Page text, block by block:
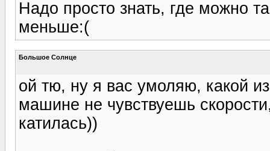
Надо просто знать, где можно
меньше:(
Большое Солнце
ой тю, ну я вас умоляю, какой
машине не чувствуешь
катилась))